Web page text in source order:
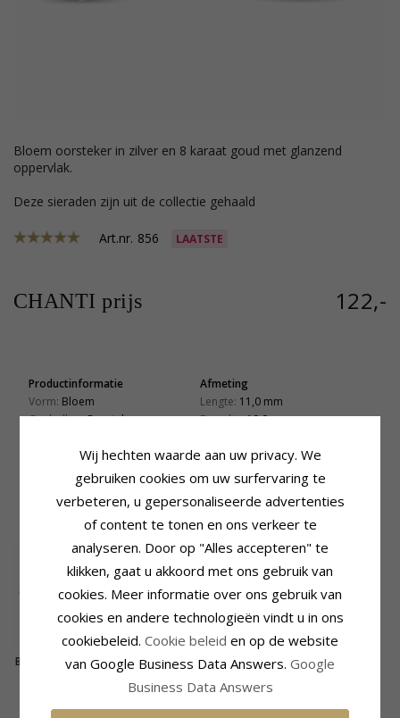
bloem oorsteker in zilver en 8 karaat goud met glanzend
oppervlak.
Deze sieraden zijn uit de collectie gehaald
Art.nr. 856 LAATSTE
CHANTI prijs 122,-
Productinformatie
Vorm: Bloem
Oorbellen:Oorsteker
Zilver En 8 Karaat Goud
Oppervlak: Glanzend
Afmeting
Lengte: 11,0 mm
Breedte:10,0 mm
Levertijd: 4-5 Weekdagen
GERELATEERDE PRODUCTEN
Bloem oorsteker in 9
Wij hechten waarde aan uw privacy. We
gebruiken cookies om uw surfervaring te
verbeteren, u gepersonaliseerde advertenties
of content te tonen en ons verkeer te
analyseren. Door op "Alles accepteren" te
klikken, gaat u akkoord met ons gebruik van
cookies. Meer informatie over ons gebruik van
cookies en andere technologieën vindt u in ons
cookiebeleid. Cookie beleid en op de website
van Google Business Data Answers. Google
Business Data Answers